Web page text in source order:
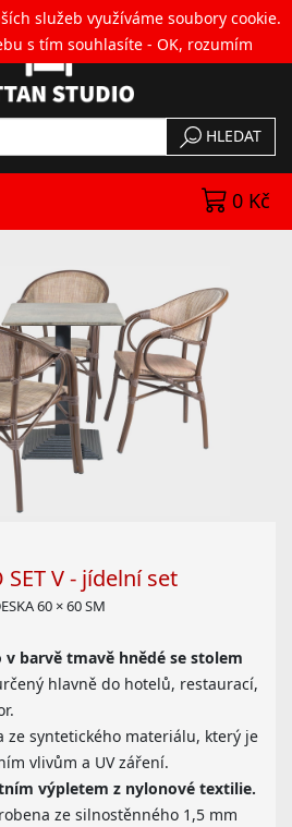
služeb využíváme soubory cookie.
s tím souhlasíte - OK, rozumím
HLEDAT
0 Kč
SET V - jídelní set
60 × 60 SM
v barvě tmavě hnědé se stolem
hlavně do hotelů, restaurací,
ze syntetického materiálu, který je
vlivům a UV záření.
výpletem z nylonové textilie.
ze silnostěnného 1,5 mm